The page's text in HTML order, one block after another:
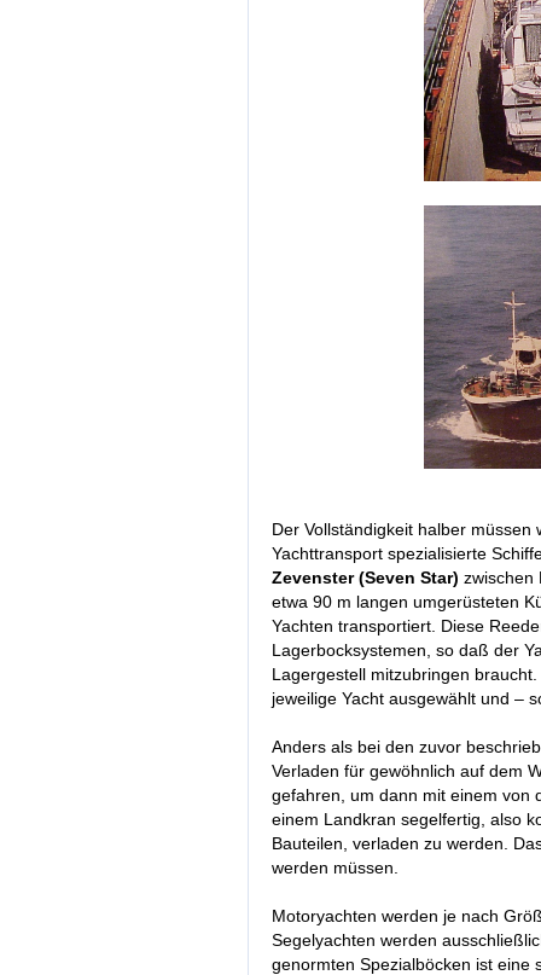
Der Vollständigkeit halber
Yachttransport spezialisierte
Zevenster (Seven Star) zwischen
etwa 90 m langen umgerüsteten
Yachten transportiert. Diese
Lagerbocksystemen, so daß der
Lagergestell mitzubringen
jeweilige Yacht ausgewählt und –
Anders als bei den zuvor
Verladen für gewöhnlich auf dem
gefahren, um dann mit einem von
einem Landkran segelfertig, also
Bauteilen, verladen zu werden.
werden müssen.
Motoryachten werden je nach
Segelyachten werden
genormten Spezialböcken ist eine